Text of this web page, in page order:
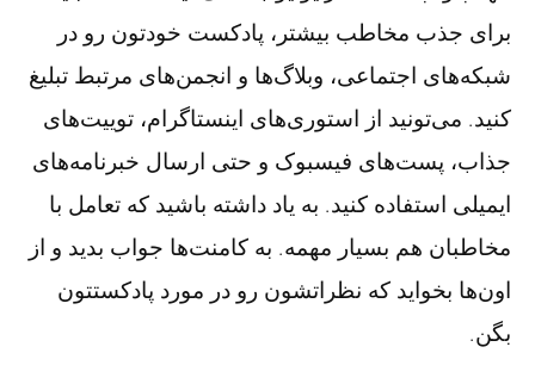
برای جذب مخاطب بیشتر، پادکست خودتون رو در
شبکه‌های اجتماعی، وبلاگ‌ها و انجمن‌های مرتبط تبلیغ
کنید. می‌تونید از استوری‌های اینستاگرام، توییت‌های
جذاب، پست‌های فیسبوک و حتی ارسال خبرنامه‌های
ایمیلی استفاده کنید. به یاد داشته باشید که تعامل با
مخاطبان هم بسیار مهمه. به کامنت‌ها جواب بدید و از
اون‌ها بخواید که نظراتشون رو در مورد پادکستتون
بگن.